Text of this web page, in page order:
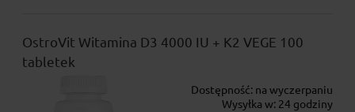
OstroVit Witamina D3 4000 IU + K2 VEGE 100
tabletek
Dostępność: na wyczerpaniu
Wysyłka w: 24 godziny